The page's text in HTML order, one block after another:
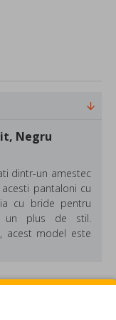
Negru
dintr-un amestec
pantaloni cu
cu bride pentru
un plus de stil.
acest model este